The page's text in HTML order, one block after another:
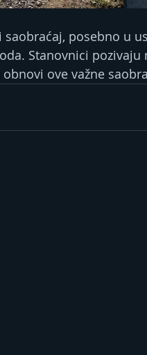
posebno u
Stanovnici pozivaju
ove važne